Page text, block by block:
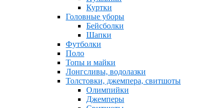
Куртки
Головные уборы
Бейсболки
Шапки
Футболки
Поло
Топы и майки
Лонгсливы, водолазки
Толстовки, джемпера, свитшоты
Олимпийки
Джемперы